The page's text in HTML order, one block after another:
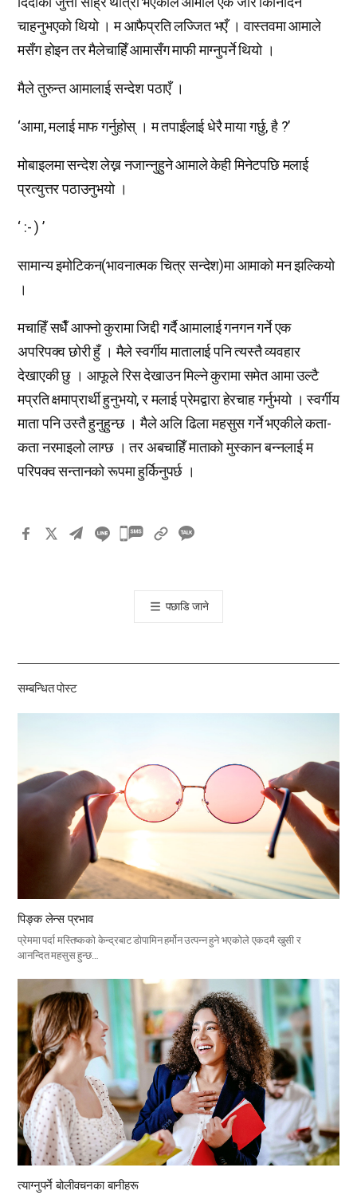
चाहनुभएको थियो । म आफैप्रति लज्जित भएँ । वास्तवमा आमाले
मसँग होइन तर मैलेचाहिँ आमासँग माफी माग्नुपर्ने थियो ।
मैले तुरुन्त आमालाई सन्देश पठाएँ ।
‘आमा, मलाई माफ गर्नुहोस् । म तपाईंलाई धेरै माया गर्छु, है ?’
मोबाइलमा सन्देश लेख्न नजान्नुहुने आमाले केही मिनेटपछि मलाई
प्रत्युत्तर पठाउनुभयो ।
‘ :- ) ’
सामान्य इमोटिकन(भावनात्मक चित्र सन्देश)मा आमाको मन झल्कियो
।
मचाहिँ सधैँ आफ्नो कुरामा जिद्दी गर्दै आमालाई गनगन गर्ने एक
अपरिपक्व छोरी हुँ । मैले स्वर्गीय मातालाई पनि त्यस्तै व्यवहार
देखाएकी छु । आफूले रिस देखाउन मिल्ने कुरामा समेत आमा उल्टै
मप्रति क्षमाप्रार्थी हुनुभयो, र मलाई प्रेमद्वारा हेरचाह गर्नुभयो । स्वर्गीय
माता पनि उस्तै हुनुहुन्छ । मैले अलि ढिला महसुस गर्ने भएकीले कता-
कता नरमाइलो लाग्छ । तर अबचाहिँ माताको मुस्कान बन्नलाई म
परिपक्व सन्तानको रूपमा हुर्किनुपर्छ ।
카
톡
공
기
पछाडि जाने
सम्बन्धित पोस्ट
पिङ्क लेन्स प्रभाव
प्रेममा पर्दा मस्तिष्कको केन्द्रबाट डोपामिन हर्मोन उत्पन्न हुने भएकोले एकदमै खुसी र
आनन्दित महसुस हुन्छ…
त्याग्नुपर्ने बोलीवचनका बानीहरू